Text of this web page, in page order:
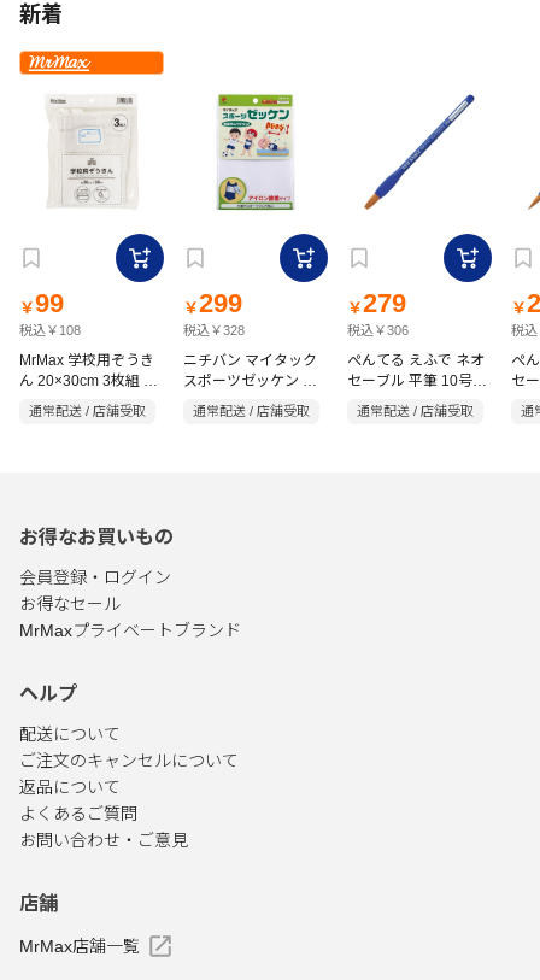
新着
￥99
税込￥108
MrMax 学校用ぞうき
ん 20×30cm 3枚組 ホ
ワイト
通常配送 / 店舗受取
￥299
税込￥328
ニチバン マイタック
スポーツゼッケン 手
書き用 大サイズ
(15×21cm)1枚入り ア
通常配送 / 店舗受取
￥279
税込￥306
ぺんてる えふで ネオ
セーブル 平筆 10号
(中) XZBNF-10
通常配送 / 店舗受取
￥
税込
ぺ
セ
(中
通
お得なお買いもの
会員登録・ログイン
お得なセール
MrMaxプライベートブランド
ヘルプ
配送について
ご注文のキャンセルについて
返品について
よくあるご質問
お問い合わせ・ご意見
店舗
MrMax店舗一覧